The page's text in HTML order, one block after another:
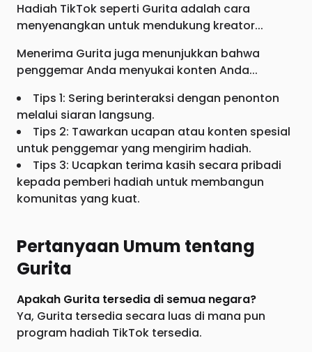
Hadiah TikTok seperti Gurita adalah cara
menyenangkan untuk mendukung kreator...
Menerima Gurita juga menunjukkan bahwa
penggemar Anda menyukai konten Anda...
Tips 1: Sering berinteraksi dengan penonton
melalui siaran langsung.
Tips 2: Tawarkan ucapan atau konten spesial
untuk penggemar yang mengirim hadiah.
Tips 3: Ucapkan terima kasih secara pribadi
kepada pemberi hadiah untuk membangun
komunitas yang kuat.
Pertanyaan Umum tentang
Gurita
Apakah Gurita tersedia di semua negara?
Ya, Gurita tersedia secara luas di mana pun
program hadiah TikTok tersedia.